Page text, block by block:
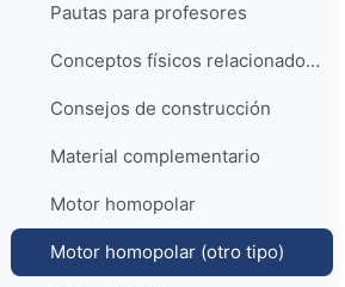
Pautas para profesores
Conceptos físicos relacionados con la actividad
Consejos de construcción
Material complementario
Motor homopolar
Motor homopolar (otro tipo)